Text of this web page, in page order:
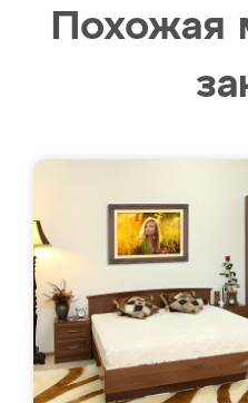
Похожая